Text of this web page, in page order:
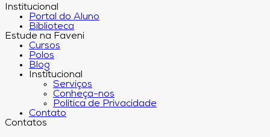
Institucional
Portal do Aluno
Biblioteca
Estude na Faveni
Cursos
Polos
Blog
Institucional
Serviços
Conheça-nos
Política de Privacidade
Contato
Contatos